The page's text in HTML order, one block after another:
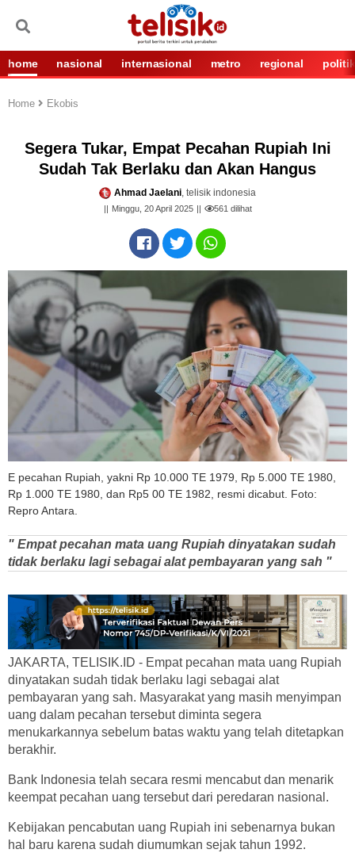
home nasional internasional metro regional politik
Home Ekobis
Segera Tukar, Empat Pecahan Rupiah Ini
Sudah Tak Berlaku dan Akan Hangus
Ahmad Jaelani, telisik indonesia
Minggu, 20 April 2025 561 dilihat
E pecahan Rupiah, yakni Rp 10.000 TE 1979, Rp 5.000 TE 1980,
Rp 1.000 TE 1980, dan Rp5 00 TE 1982, resmi dicabut. Foto:
Repro Antara.
" Empat pecahan mata uang Rupiah dinyatakan sudah
tidak berlaku lagi sebagai alat pembayaran yang sah "
JAKARTA, TELISIK.ID - Empat pecahan mata uang Rupiah
dinyatakan sudah tidak berlaku lagi sebagai alat
pembayaran yang sah. Masyarakat yang masih menyimpan
uang dalam pecahan tersebut diminta segera
menukarkannya sebelum batas waktu yang telah ditetapkan
berakhir.
Bank Indonesia telah secara resmi mencabut dan menarik
keempat pecahan uang tersebut dari peredaran nasional.
Kebijakan pencabutan uang Rupiah ini sebenarnya bukan
hal baru karena sudah diumumkan sejak tahun 1992.